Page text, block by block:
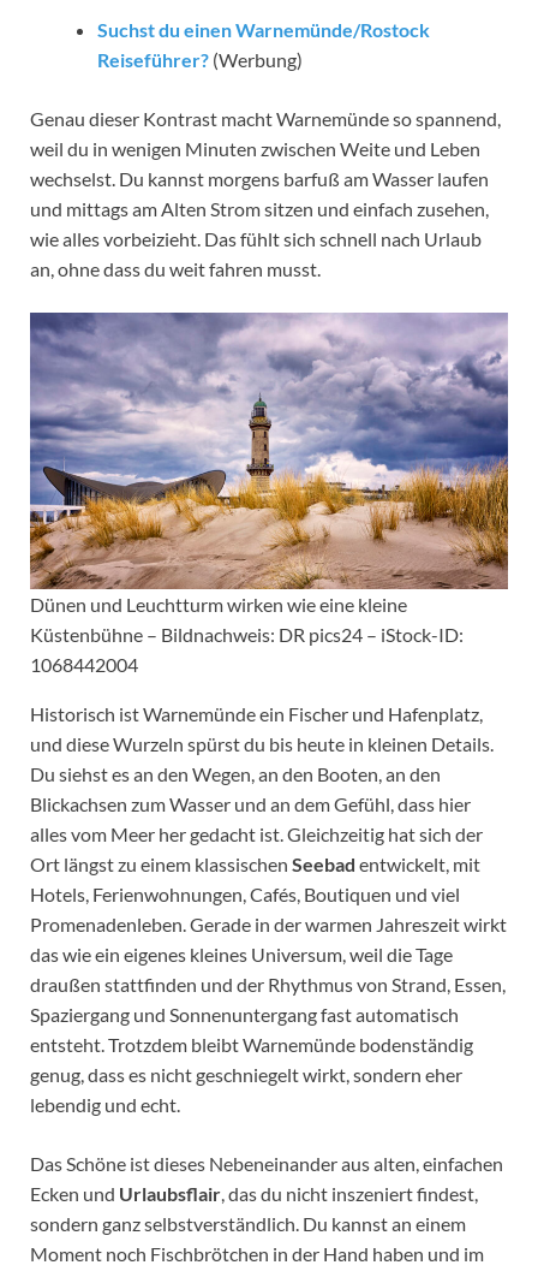
Suchst du einen Warnemünde/Rostock
Reiseführer? (Werbung)
Genau dieser Kontrast macht Warnemünde so spannend,
weil du in wenigen Minuten zwischen Weite und Leben
wechselst. Du kannst morgens barfuß am Wasser laufen
und mittags am Alten Strom sitzen und einfach zusehen,
wie alles vorbeizieht. Das fühlt sich schnell nach Urlaub
an, ohne dass du weit fahren musst.
Dünen und Leuchtturm wirken wie eine kleine
Küstenbühne – Bildnachweis: DR pics24 – iStock-ID:
1068442004
Historisch ist Warnemünde ein Fischer und Hafenplatz,
und diese Wurzeln spürst du bis heute in kleinen Details.
Du siehst es an den Wegen, an den Booten, an den
Blickachsen zum Wasser und an dem Gefühl, dass hier
alles vom Meer her gedacht ist. Gleichzeitig hat sich der
Ort längst zu einem klassischen Seebad entwickelt, mit
Hotels, Ferienwohnungen, Cafés, Boutiquen und viel
Promenadenleben. Gerade in der warmen Jahreszeit wirkt
das wie ein eigenes kleines Universum, weil die Tage
draußen stattfinden und der Rhythmus von Strand, Essen,
Spaziergang und Sonnenuntergang fast automatisch
entsteht. Trotzdem bleibt Warnemünde bodenständig
genug, dass es nicht geschniegelt wirkt, sondern eher
lebendig und echt.
Das Schöne ist dieses Nebeneinander aus alten, einfachen
Ecken und Urlaubsflair, das du nicht inszeniert findest,
sondern ganz selbstverständlich. Du kannst an einem
Moment noch Fischbrötchen in der Hand haben und im